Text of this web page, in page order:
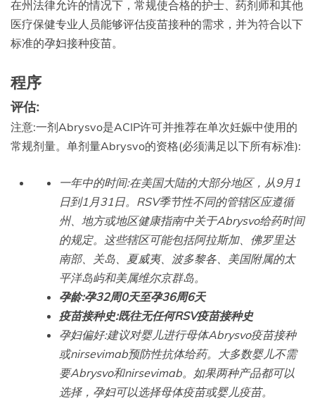
在州法律允许的情况下，常规使合格的护士、药剂师和其他
医疗保健专业人员能够评估疫苗接种的需求，并为符合以下
标准的孕妇接种疫苗。
程序
评估:
注意:一剂Abrysvo是ACIP许可并推荐在单次妊娠中使用的
常规剂量。单剂量Abrysvo的资格(必须满足以下所有标准):
一年中的时间:在美国大陆的大部分地区，从9月1
日到1月31日。RSV季节性不同的管辖区应遵循
州、地方或地区健康指南中关于Abrysvo给药时间
的规定。这些辖区可能包括阿拉斯加、佛罗里达
南部、关岛、夏威夷、波多黎各、美国附属的太
平洋岛屿和美属维尔京群岛。
孕龄:孕32周0天至孕36周6天
疫苗接种史:既往无任何RSV疫苗接种史
孕妇偏好:建议对婴儿进行母体Abrysvo疫苗接种
或nirsevimab预防性抗体给药。大多数婴儿不需
要Abrysvo和nirsevimab。如果两种产品都可以
选择，孕妇可以选择母体疫苗或婴儿疫苗。